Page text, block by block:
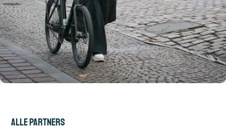
Alle partners